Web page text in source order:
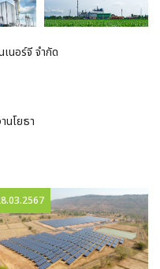
เนอร์จี จำกัด
นโยธา